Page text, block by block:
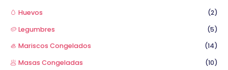
🥚 Huevos
(2)
🥔 Legumbres
(5)
🦪 Mariscos Congelados
(14)
🥟 Masas Congeladas
(10)